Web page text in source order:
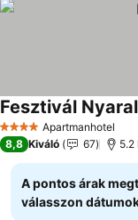
4 KategóriaApartmanhotel
Fesztivál
8,8 Kiváló 67 5.2
A pontos árak
válasszon